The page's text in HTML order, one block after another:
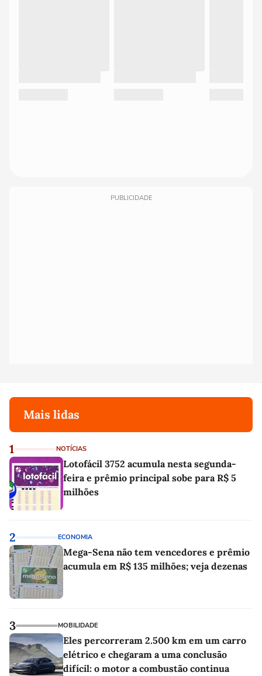
PUBLICIDADE
Mais lidas
1 NOTÍCIAS
Lotofácil 3752 acumula nesta segunda-
feira e prêmio principal sobe para R$ 5
milhões
2 ECONOMIA
Mega-Sena não tem vencedores e prêmio
acumula em R$ 135 milhões; veja dezenas
3 MOBILIDADE
Eles percorreram 2.500 km em um carro
elétrico e chegaram a uma conclusão
difícil: o motor a combustão continua